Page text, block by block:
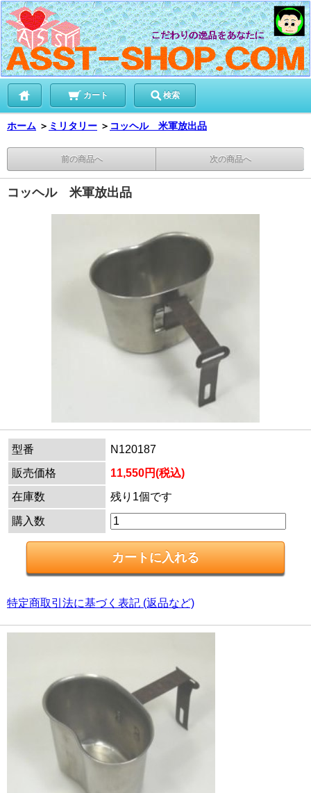
カート 検索
ホーム ＞ ミリタリー ＞ コッヘル 米軍放出品
前の商品へ 次の商品へ
コッヘル 米軍放出品
型番
N120187
販売価格
11,550円(税込)
在庫数
残り1個です
購入数
特定商取引法に基づく表記 (返品など)